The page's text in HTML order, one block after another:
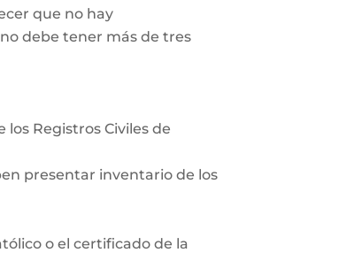
que no hay
debe tener más de tres
Registros Civiles de
presentar inventario de los
o el certificado de la